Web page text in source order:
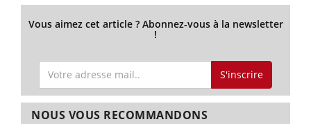
Vous aimez cet article ? Abonnez-vous à la newsletter
!
S'inscrire
NOUS VOUS RECOMMANDONS